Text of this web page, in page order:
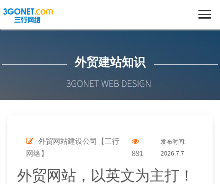
外贸建站知识
外贸网站建设公司【三行
网络】
891
发布时间:
2026.7.7
外贸网站，以英文为主打！